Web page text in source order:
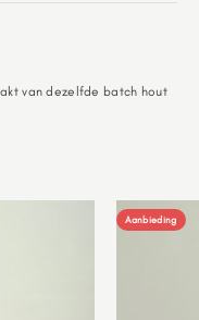
van dezelfde batch hout
Aanbieding